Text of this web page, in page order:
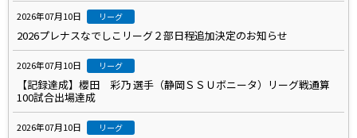
2026年07月10日 リーグ
2026プレナスなでしこリーグ２部日程追加決定のお知らせ
2026年07月10日 リーグ
【記録達成】櫻田 彩乃 選手（静岡ＳＳＵボニータ）リーグ戦通算
100試合出場達成
2026年07月10日 リーグ